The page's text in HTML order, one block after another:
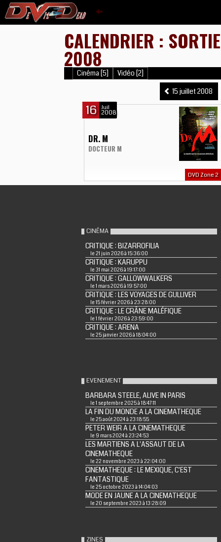
CALENDRIER :
2008
Cinéma [5] Vidéo [2]
15 juillet 2008
16 Juil
2008
DR. M
DOCTEUR M
DVD Zone 2
CINÉMA
CRITIQUE : BIZARROFILIA
le 21 juin 2026 à 15:36:00
CRITIQUE : KARUPPU
le 31 mai 2026 à 19:17:00
CRITIQUE : GALLOWWALKERS
le 1 mars 2026 à 19:57:00
CRITIQUE : LES VOYAGES DE GULLIVER
le 15 février 2026 à 23:28:00
CRITIQUE : LE CRÂNE MALÉFIQUE
le 1 février 2026 à 23:59:00
CRITIQUE : ARENA
le 25 janvier 2026 à 18:04:00
EVENEMENT
BARBARA STEELE, ALIVE IN PARIS
le 1 septembre 2025 à 18:47:11
LA FIN DU MONDE A LA CINEMATHEQUE
le 25 août 2024 à 23:18:55
PETER WEIR A LA CINEMATHEQUE
le 9 mars 2024 à 23:24:53
LES MARTIENS A L'ASSAUT DE LA
CINEMATHEQUE
le 22 novembre 2023 à 22:04:00
CINEMATHEQUE : LE MEXIQUE, C'EST
FANTASTIQUE
le 25 octobre 2023 à 14:04:03
MODE EN JAUNE A LA CINEMATHEQUE
le 20 septembre 2023 à 13:28:09
ZINES